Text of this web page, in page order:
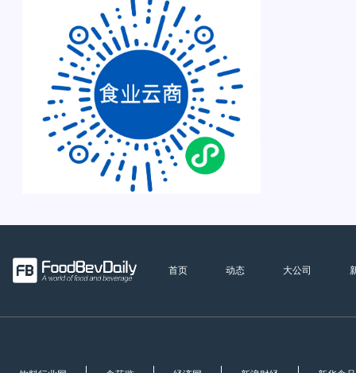
首页 动态 大公司